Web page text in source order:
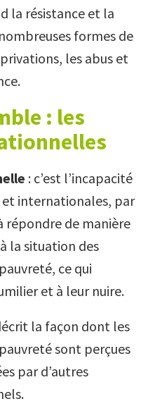
la résistance et la
formes de
les abus et
: les
: c’est l’incapacité
internationales, par
répondre de manière
la situation des
ce qui
et à leur nuire.
la façon dont les
sont perçues
par d’autres